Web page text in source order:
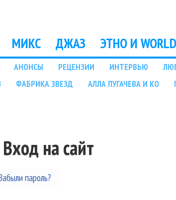
МИКС ДЖАЗ ЭТНО И WORLD
АНОНСЫ РЕЦЕНЗИИ ИНТЕРВЬЮ
ФАБРИКА ЗВЕЗД АЛЛА ПУГАЧЕВА И КО
Вход на сайт
вкладка)пароль?